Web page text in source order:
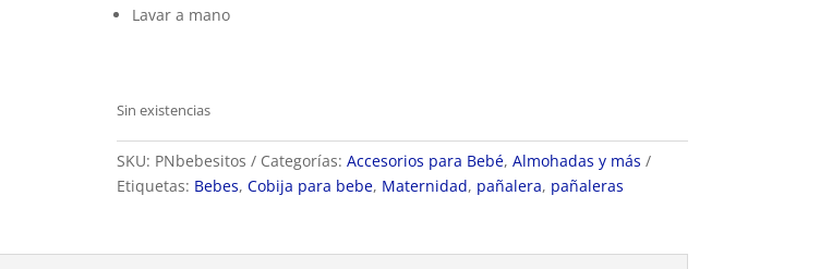
Lavar a mano
Sin existencias
SKU: PNbebesitos Categorías:Accesorios para Bebé,Almohadas y más
Etiquetas: Bebes,Cobija para bebe, Maternidad, pañalera, pañaleras